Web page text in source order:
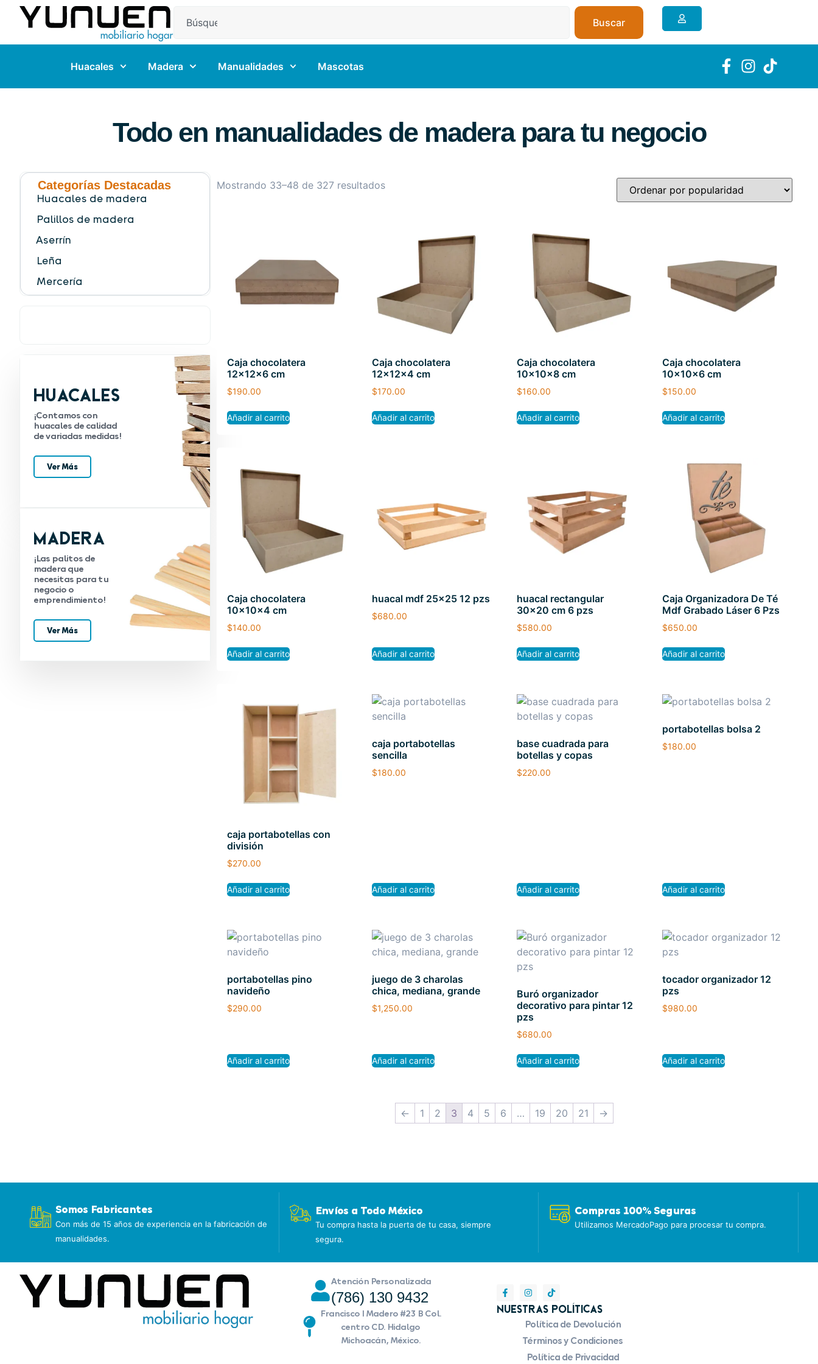
Buscar
Huacales Madera Manualidades Mascotas
Todo en manualidades de madera para tu negocio
Categorías Destacadas
Huacales de madera
Palillos de madera
Aserrín
Leña
Mercería
Huacales
¡Contamos con
huacales de calidad
de variadas medidas!
Ver Más
Madera
¡Las palitos de
madera que
necesitas para tu
negocio o
emprendimiento!
Ver Más
Mostrando 33–48 de 327 resultados
Caja chocolatera
12x12x6 cm
$190.00
Añadir al carrito
Caja chocolatera
12x12x4 cm
$170.00
Añadir al carrito
Caja chocolatera
10x10x8 cm
$160.00
Añadir al carrito
Caja chocolatera
10x10x6 cm
$150.00
Añadir al carrito
Caja chocolatera
10x10x4 cm
$140.00
Añadir al carrito
huacal mdf 25×25 12 pzs
$680.00
Añadir al carrito
huacal rectangular
30×20 cm 6 pzs
$580.00
Añadir al carrito
Caja Organizadora De Té
Mdf Grabado Láser 6 Pzs
$650.00
Añadir al carrito
caja portabotellas con
división
$270.00
Añadir al carrito
caja portabotellas
sencilla
$180.00
Añadir al carrito
base cuadrada para
botellas y copas
$220.00
Añadir al carrito
portabotellas bolsa 2
$180.00
Añadir al carrito
portabotellas pino
navideño
$290.00
Añadir al carrito
juego de 3 charolas
chica, mediana, grande
$1,250.00
Añadir al carrito
Buró organizador
decorativo para pintar 12
pzs
$680.00
Añadir al carrito
tocador organizador 12
pzs
$980.00
Añadir al carrito
← 1 2 3 4 5 6 … 19 20 21 →
Somos Fabricantes
Con más de 15 años de experiencia en la fabricación de
manualidades.
Envíos a Todo México
Tu compra hasta la puerta de tu casa, siempre
segura.
Compras 100% Seguras
Utilizamos MercadoPago para procesar tu compra.
Atención Personalizada
(786) 130 9432
Francisco I Madero #23 B Col.
centro CD. Hidalgo
Michoacán, México.
Nuestras Políticas
Política de Devolución
Términos y Condiciones
Política de Privacidad